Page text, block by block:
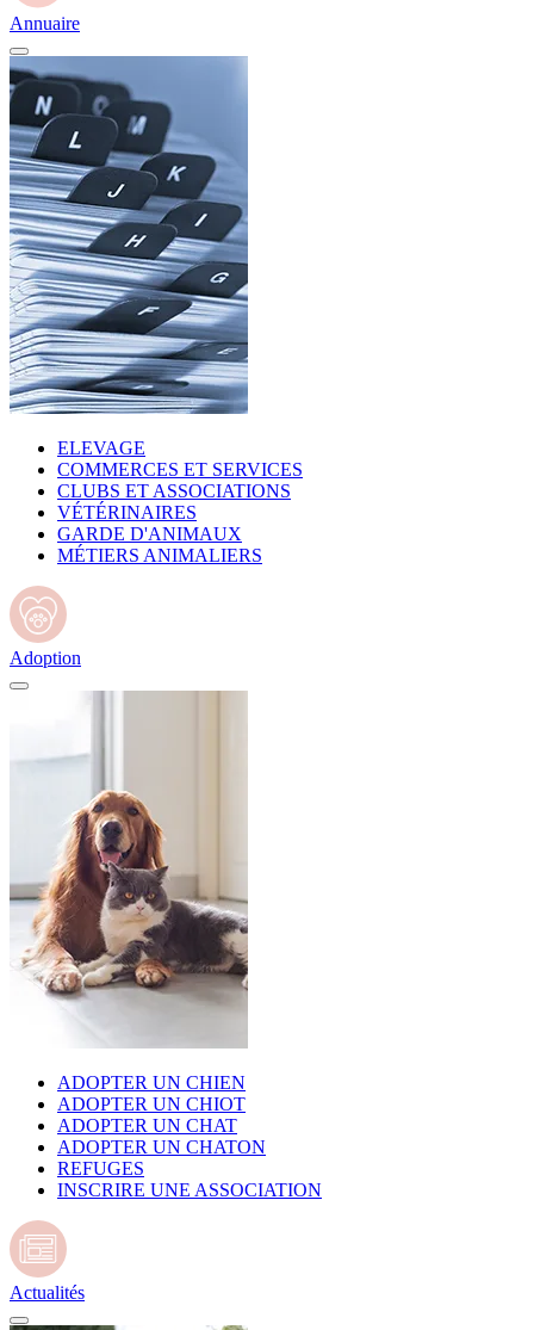
Annuaire
ELEVAGE
COMMERCES ET SERVICES
CLUBS ET ASSOCIATIONS
VÉTÉRINAIRES
GARDE D'ANIMAUX
MÉTIERS ANIMALIERS
Adoption
ADOPTER UN CHIEN
ADOPTER UN CHIOT
ADOPTER UN CHAT
ADOPTER UN CHATON
REFUGES
INSCRIRE UNE ASSOCIATION
Actualités